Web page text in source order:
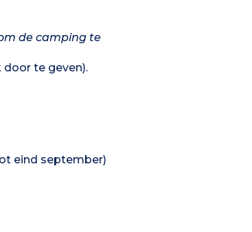
de camping te
te geven).
eind september)